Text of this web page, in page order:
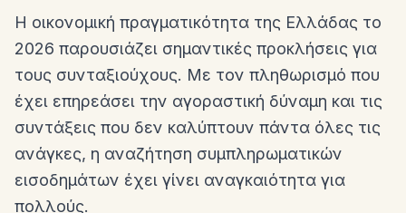
Η οικονομική πραγματικότητα της Ελλάδας το
2026 παρουσιάζει σημαντικές προκλήσεις για
τους συνταξιούχους. Με τον πληθωρισμό που
έχει επηρεάσει την αγοραστική δύναμη και τις
συντάξεις που δεν καλύπτουν πάντα όλες τις
ανάγκες, η αναζήτηση συμπληρωματικών
εισοδημάτων έχει γίνει αναγκαιότητα για
πολλούς.